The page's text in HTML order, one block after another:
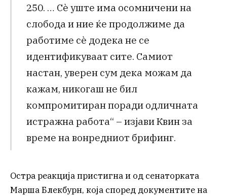
250. … Сè уште има осомничени на
слобода и ние ќе продолжиме да
работиме сè додека не се
идентификуваат сите. Самиот
настан, уверен сум дека можам да
кажам, никогаш не бил
компромитиран поради одличната
истражна работа“ – изјави Квин за
време на вонредниот брифинг.
Остра реакција пристигна и од сенаторката
Марша Блекбурн, која според документите на